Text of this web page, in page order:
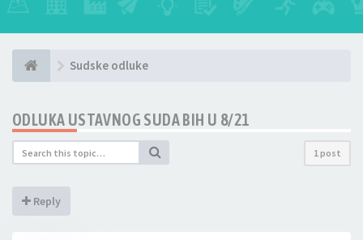
Sudske odluke
ODLUKA USTAVNOG SUDA BIH U 8/21
1 post
Reply